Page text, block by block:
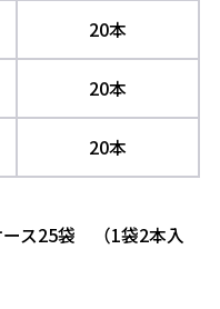
20本
20本
20本
ス25袋 （1袋2本入